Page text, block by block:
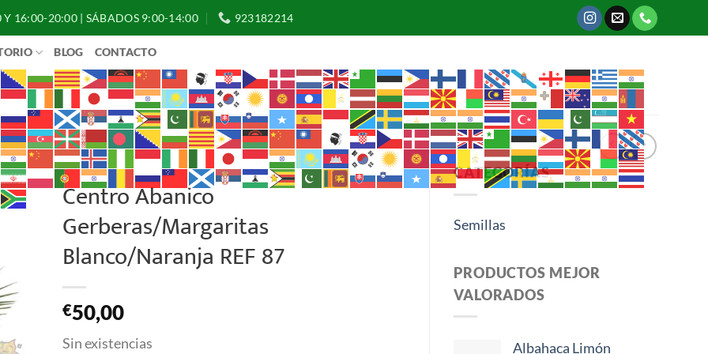
Y 16:00-20:00 | SÁBADOS 9:00-14:00 923182214
BLOG CONTACTO
CATEGORÍAS
Semillas
PRODUCTOS MEJOR
VALORADOS
Albahaca Limón
Centro Abanico
Gerberas/Margaritas
Blanco/Naranja REF 87
€50,00
Sin existencias